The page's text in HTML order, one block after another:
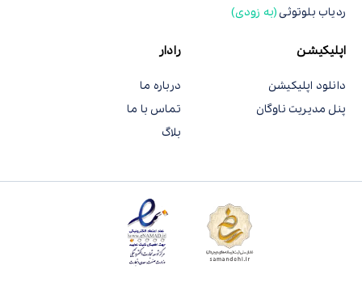
ردیاب بلوتوثی (به زودی)
اپلیکیشن
دانلود اپلیکیشن
پنل مدیریت ناوگان
رادار
درباره ما
تماس با ما
بلاگ